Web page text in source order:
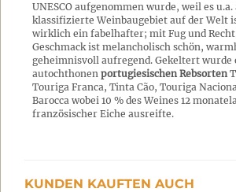
UNESCO aufgenommen wurde, weil es u.a.
klassifizierte Weinbaugebiet auf der Welt
wirklich ein fabelhafter; mit Fug und
Geschmack ist melancholisch schön,
geheimnisvoll aufregend. Gekeltert wurde
autochthonen portugiesischen Rebsorten
Touriga Franca, Tinta Cão, Touriga
Barocca wobei 10 % des Weines 12
französischer Eiche ausreifte.
KUNDEN KAUFTEN AUCH